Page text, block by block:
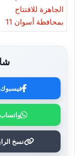
فيسبوك
واتساب
نسخ